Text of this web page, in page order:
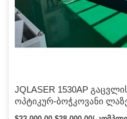
JQLASER 1530AP
ოპტიკურ-ბოჭკოვანი
ლითონის ფურცლის